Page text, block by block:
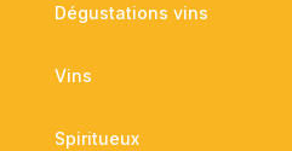
Dégustations vins
Vins
Spiritueux